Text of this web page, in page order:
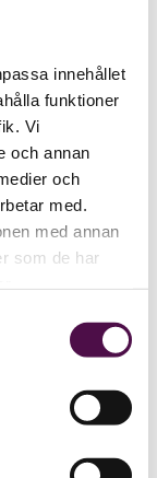
innehållet
funktioner
Vi
och annan
och
med.
med annan
som de har